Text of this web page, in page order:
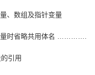
、数组及指针变量
量时省略共用体名 ………….
引用